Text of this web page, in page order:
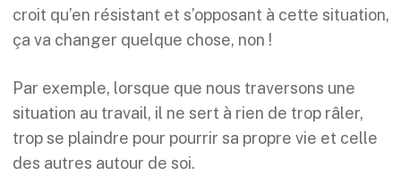
croit qu’en résistant et s’opposant à cette situation,
ça va changer quelque chose, non !
Par exemple, lorsque que nous traversons une
situation au travail, il ne sert à rien de trop râler,
trop se plaindre pour pourrir sa propre vie et celle
des autres autour de soi.